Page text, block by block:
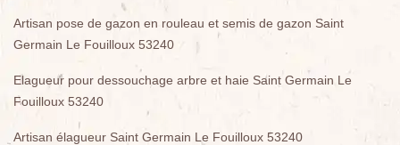
Artisan pose de gazon en rouleau et semis de gazon Saint
Germain Le Fouilloux 53240
Elagueur pour dessouchage arbre et haie Saint Germain Le
Fouilloux 53240
Artisan élagueur Saint Germain Le Fouilloux 53240